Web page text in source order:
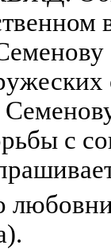
с